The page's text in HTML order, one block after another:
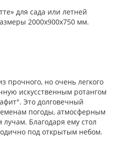
для сада или летней
2000х900х750 мм.
прочного, но очень легкого
искусственным ротангом
Это долговечный
погоды, атмосферным
Благодаря ему стол
под открытым небом.